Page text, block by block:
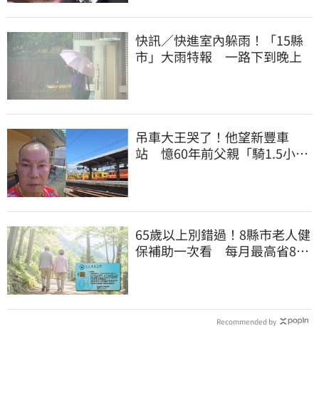
快訊／快進室內躲雨！「15縣
市」大雨特報 一路下到晚上
吊車大王哭了！他望新豐車
站 憶60年前父親「騎1.5小時
65歲以上別錯過！8縣市老人健
保補助一次看 每月最高省826
Recommended by